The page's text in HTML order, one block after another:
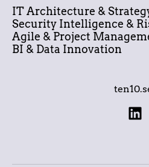
IT Architecture &
Security Intelligence &
Agile & Project
BI & Data Innovation